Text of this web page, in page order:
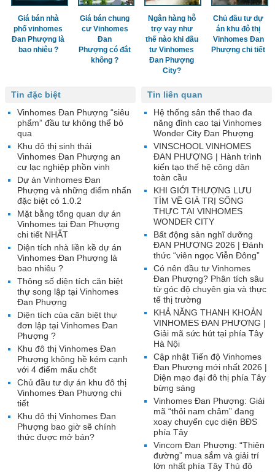
Giá bán nhà
phố vinhomes
Đan Phượng là
bao nhiêu ?
Giá bán chung
cư Vinhomes
Đan
Phượng có đắt
không ?
Ngân hàng hỗ
trợ vay như
thế nào khi đầu
tư Vinhomes
Đan Phượng
City?
Chủ đầu tư dự
án khu đô thị
Vinhomes Đan
Phượng chi tiết
Tin liên quan
Hệ thống sân thể thao đa
năng đỉnh cao tại Vinhomes
Wonder City Đan Phượng
VINSCHOOL VINHOMES
ĐAN PHƯỢNG | Hành trình
kiến tạo thế hệ công dân
toàn cầu
KHI GIỚI THƯỢNG LƯU
TÌM VỀ GIÁ TRỊ SỐNG
THỰC TẠI VINHOMES
WONDER CITY
Bất động sản nghĩ dưỡng
ĐAN PHƯỢNG 2026 | Đánh
thức “viên ngọc Viễn Đông”
Có nên đầu tư Vinhomes
Đan Phượng? Phân tích sâu
từ góc độ chuyên gia và thực
tế thị trường
KHẢ NĂNG THANH KHOẢN
VINHOMES ĐAN PHƯỢNG |
Giải mã sức hút tại phía Tây
Hà Nội
Cập nhật Tiến độ Vinhomes
Đan Phượng mới nhất 2026 |
Diện mạo đại đô thị phía Tây
bừng sáng
Vinhomes Đan Phượng: Giải
mã “thỏi nam châm” đang
xoay chuyển cục diện BĐS
phía Tây
Vincom Đan Phượng: “Thiên
đường” mua sắm và giải trí
lớn nhất phía Tây Thủ đô
Tin đặc biệt
Vinhomes Đan Phượng “siêu
phẩm” đầu tư không thể bỏ
qua
Khu đô thị sinh thái
Vinhomes Đan Phượng an
cư lạc nghiệp phồn vinh
Dự án Vinhomes Đan
Phượng và những điểm nhấn
đặc biệt có 1.0.2
Mặt bằng tổng quan dự án
Vinhomes tại Đan Phượng
chi tiết NHẤT
Diện tích nhà liền kề dự án
Vinhomes Đan Phượng là
bao nhiêu ?
Thông số diện tích căn biệt
thự song lập tại Vinhomes
Đan Phượng
Diện tích của căn biệt thự
đơn lập tại Vinhomes Đan
Phượng ?
Khu đô thị Vinhomes Đan
Phượng không hề kém cạnh
với 4 điểm mấu chốt
Chủ đầu tư dự án khu đô thị
Vinhomes Đan Phượng chi
tiết
Khu đô thị Vinhomes Đan
Phượng bao giờ sẽ chính
thức được mở bán?